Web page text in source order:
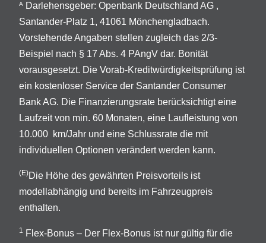
A
Darlehensgeber: Openbank Deutschland AG ,
Santander-Platz 1, 41061 Mönchengladbach.
Vorstehende Angaben stellen zugleich das 2/3-
Beispiel nach § 17 Abs. 4 PAngV dar. Bonität
vorausgesetzt. Die Vorab-Kreditwürdigkeitsprüfung ist
ein kostenloser Service der Santander Consumer
Bank AG. Die Finanzierungsrate berücksichtigt eine
Laufzeit von min. 60 Monaten, eine Laufleistung von
10.000 km/Jahr und eine Schlussrate die mit
individuellen Optionen verändert werden kann.
(E)Die Höhe des gewährten Preisvorteils ist
modellabhängig und bereits im Fahrzeugpreis
enthalten.
1
Flex-Bonus – Der Flex-Bonus ist nur gültig für die